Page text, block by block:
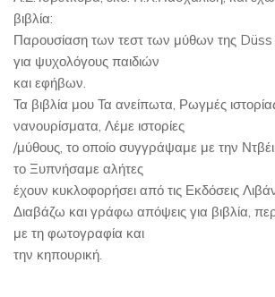
βιβλία:
Παρουσίαση των τεστ των μύθων της Düss
για ψυχολόγους παιδιών
και εφήβων.
Τα βιβλία μου Τα ανείπωτα, Ρωγμές
νανουρίσματα, Λέμε ιστορίες
/μύθους, το οποίο συγγράψαμε με την
το Ξυπνήσαμε αλήτες
έχουν κυκλοφορήσει από τις Εκδόσεις
Διαβάζω και γράφω απόψεις για βιβλία,
με τη φωτογραφία και
την κηπουρική.